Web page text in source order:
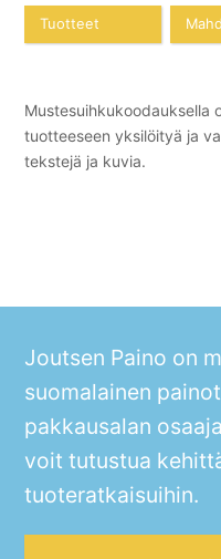
Tuotteet
Mustesuihkukoodauksella
tuotteeseen yksilöityä ja
tekstejä ja kuvia.
Joutsen Paino on
suomalainen
pakkausalan
voit tutustua
tuoteratkaisuihin.